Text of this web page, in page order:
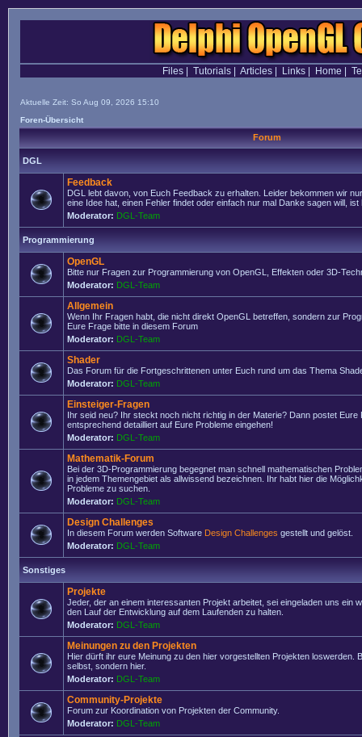
Files| Tutorials| Articles| Links| Home
Aktuelle Zeit: So Aug 09, 2026 15:10
Foren-Übersicht
Forum
DGL
Feedback
DGL lebt davon, von Euch Feedback zu erhalten. Leider bekommen wir
eine Idee hat, einen Fehler findet oder einfach nur mal Danke sagen will, ist
Moderator: DGL-Team
Programmierung
OpenGL
Bitte nur Fragen zur Programmierung von OpenGL, Effekten oder 3D-
Moderator: DGL-Team
Allgemein
Wenn Ihr Fragen habt, die nicht direkt OpenGL betreffen, sondern zur
Eure Frage bitte in diesem Forum
Moderator: DGL-Team
Shader
Das Forum für die Fortgeschrittenen unter Euch rund um das Thema
Moderator: DGL-Team
Einsteiger-Fragen
Ihr seid neu? Ihr steckt noch nicht richtig in der Materie? Dann postet Eure
entsprechend detailliert auf Eure Probleme eingehen!
Moderator: DGL-Team
Mathematik-Forum
Bei der 3D-Programmierung begegnet man schnell mathematischen
in jedem Themengebiet als allwissend bezeichnen. Ihr habt hier die
Probleme zu suchen.
Moderator: DGL-Team
Design Challenges
In diesem Forum werden Software Design Challenges gestellt und gelöst.
Moderator: DGL-Team
Sonstiges
Projekte
Jeder, der an einem interessanten Projekt arbeitet, sei eingeladen uns ein
den Lauf der Entwicklung auf dem Laufenden zu halten.
Moderator: DGL-Team
Meinungen zu den Projekten
Hier dürft ihr eure Meinung zu den hier vorgestellten Projekten loswerden.
selbst, sondern hier.
Moderator: DGL-Team
Community-Projekte
Forum zur Koordination von Projekten der Community.
Moderator: DGL-Team